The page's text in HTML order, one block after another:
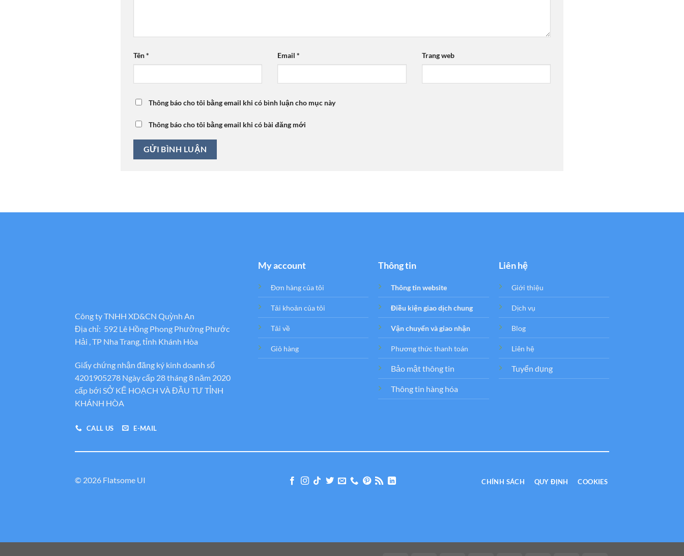
Tên* Email* Trang web
Thông báo cho tôi bằng email khi có bình luận cho mục này
Thông báo cho tôi bằng email khi có bài đăng mới
Công ty TNHH XD&CN Quỳnh An
Địa chỉ: 592 Lê Hồng Phong Phường Phước
Hải , TP Nha Trang, tỉnh Khánh Hòa
Giấy chứng nhận đăng ký kinh doanh số
4201905278 Ngày cấp 28 tháng 8 năm 2020
cấp bới SỞ KẾ HOẠCH VÀ ĐẦU TƯ TỈNH
KHÁNH HÒA
CALL US E-MAIL
My account
Đơn hàng của tôi
Tải khoản của tôi
Tải về
Giỏ hàng
Thông tin
Thông tin website
Điều kiện giao dịch chung
Vận chuyển và giao nhận
Phương thức thanh toán
Bảo mật thông tin
Thông tin hàng hóa
Liên hệ
Giới thiệu
Dịch vụ
Blog
Liên hệ
Tuyển dụng
© 2026 Flatsome UI CHÍNH SÁCH QUY ĐỊNH COOKIES